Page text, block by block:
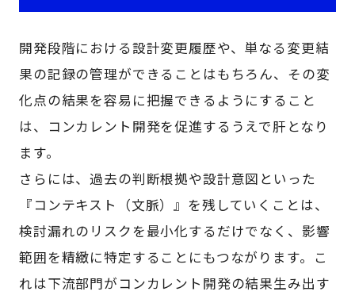
開発段階における設計変更履歴や、単なる変更結
果の記録の管理ができることはもちろん、その変
化点の結果を容易に把握できるようにすること
は、コンカレント開発を促進するうえで肝となり
ます。
さらには、過去の判断根拠や設計意図といった
『コンテキスト（文脈）』を残していくことは、
検討漏れのリスクを最小化するだけでなく、影響
範囲を精緻に特定することにもつながります。こ
れは下流部門がコンカレント開発の結果生み出す